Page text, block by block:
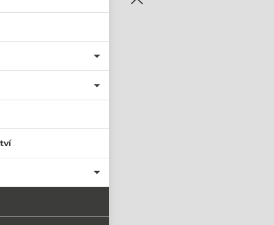
PŘIHLÁSIT SE
nastavit nové heslo